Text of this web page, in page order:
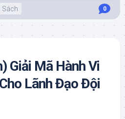
Sách 0
Giải Mã Hành Vi
Lãnh Đạo Đội